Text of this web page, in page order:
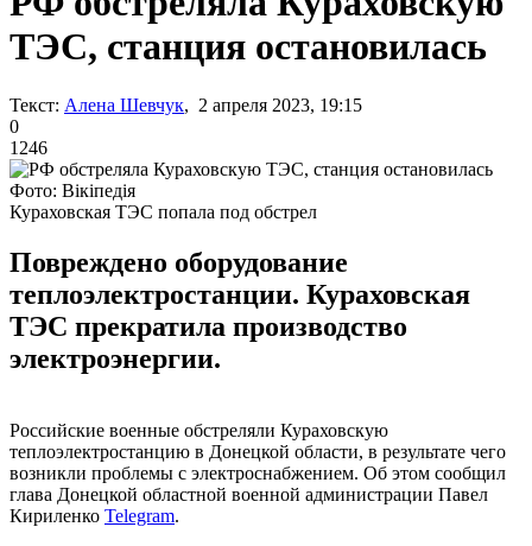
ТЭС, станция остановилась
Текст: Алена Шевчук, 2 апреля 2023, 19:15
0
1246
Фото: Вікіпедія
Кураховская ТЭС попала под обстрел
Повреждено оборудование
теплоэлектростанции. Кураховская
ТЭС прекратила производство
электроэнергии.
Российские военные обстреляли Кураховскую
теплоэлектростанцию в Донецкой области, в результате чего
возникли проблемы с электроснабжением. Об этом сообщил
глава Донецкой областной военной администрации Павел
Кириленко Telegram.